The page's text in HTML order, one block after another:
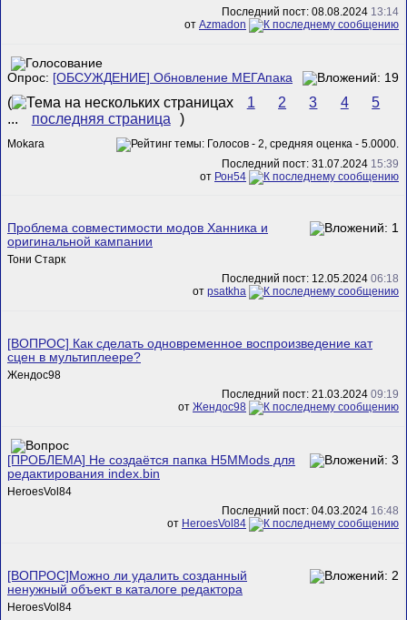
Последний пост: 08.08.2024 13:14
от Azmadon
Опрос: [ОБСУЖДЕНИЕ] Обновление МЕГАпака
( 1 2 3 4
5
...
последняя страница )
Mokara
Последний пост: 31.07.2024 15:39
от Рон54
Проблема совместимости модов Ханника и
оригинальной кампании
Тони Старк
Последний пост: 12.05.2024 06:18
от psatkha
[ВОПРОС] Как сделать одновременное воспроизведение кат
сцен в мультиплеере?
Жендос98
Последний пост: 21.03.2024 09:19
от Жендос98
[ПРОБЛЕМА] Не создаётся папка H5MMods для
редактирования index.bin
HeroesVol84
Последний пост: 04.03.2024 16:48
от HeroesVol84
[ВОПРОС]Можно ли удалить созданный
ненужный объект в каталоге редактора
HeroesVol84